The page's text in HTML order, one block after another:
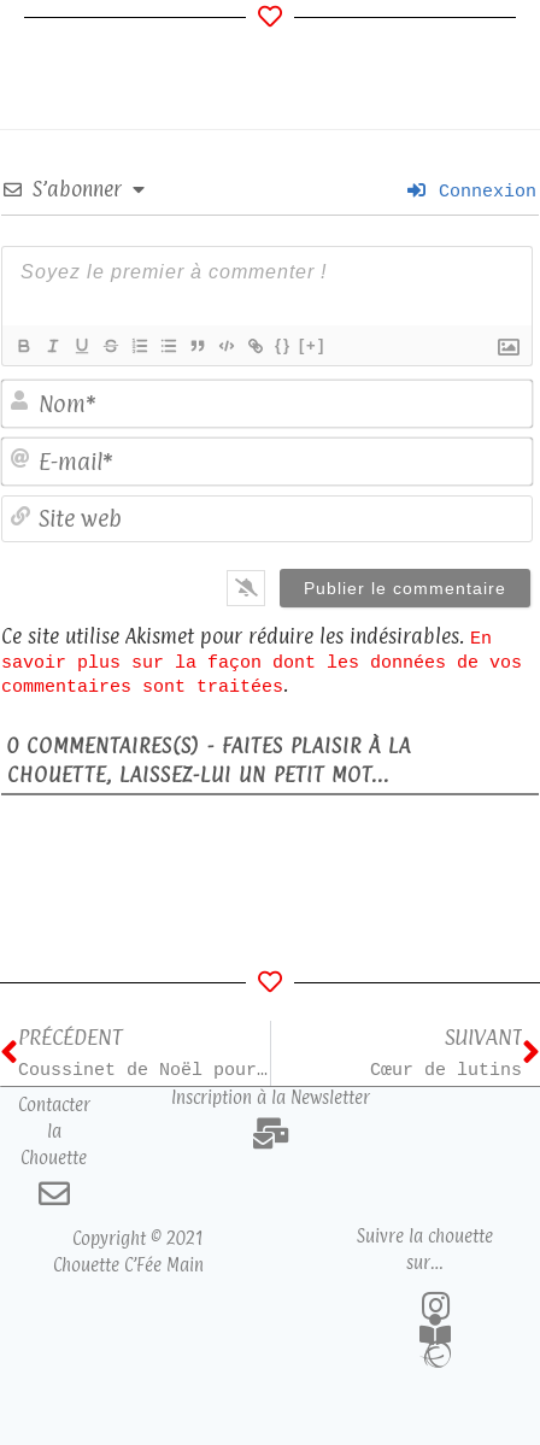
S’abonner Connexion
{} [+]
Ce site utilise Akismet pour réduire les indésirables. En
savoir plus sur la façon dont les données de vos
commentaires sont traitées.
0 COMMENTAIRES(S) - FAITES PLAISIR À LA
CHOUETTE, LAISSEZ-LUI UN PETIT MOT...
PRÉCÉDENT
Coussinet de Noël pour Céline
SUIVANT
Cœur de lutins
Contacter
la
Chouette
Inscription à la Newsletter
Copyright © 2021
Chouette C’Fée Main
Suivre la chouette
sur…